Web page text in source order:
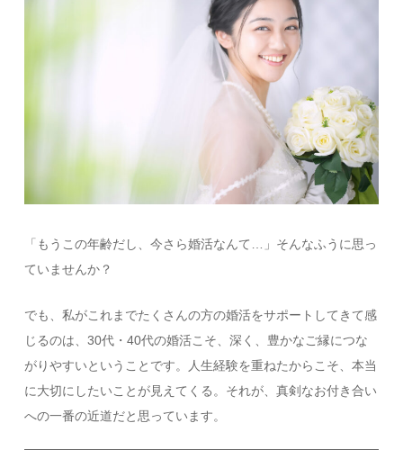
「もうこの年齢だし、今さら婚活なんて…」そんなふうに思っ
ていませんか？
でも、私がこれまでたくさんの方の婚活をサポートしてきて感
じるのは、30代・40代の婚活こそ、深く、豊かなご縁につな
がりやすいということです。人生経験を重ねたからこそ、本当
に大切にしたいことが見えてくる。それが、真剣なお付き合い
への一番の近道だと思っています。